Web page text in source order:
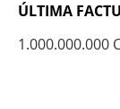
ÚLTIMA
1.000.000.000